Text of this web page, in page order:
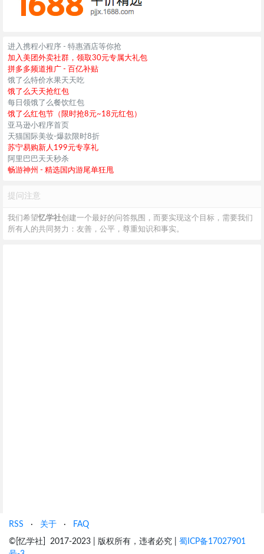
进入携程小程序 - 特惠酒店等你抢
加入美团外卖社群，领取30元专属大礼包
拼多多频道推广 - 百亿补贴
饿了么特价水果天天吃
饿了么天天抢红包
每日领饿了么餐饮红包
饿了么红包节（限时抢8元~18元红包）
亚马逊小程序首页
天猫国际美妆-爆款限时8折
苏宁易购新人199元专享礼
阿里巴巴天天秒杀
畅游神州 - 精选国内游尾单狂甩
提问注意
我们希望忆学社创建一个最好的问答氛围，而要实现这个目标，需要我们
所有人的共同努力：友善，公平，尊重知识和事实。
RSS · 关于 ·
FAQ
©[忆学社] 2017-2023 | 版权所有，违者必究 | 蜀ICP备17027901